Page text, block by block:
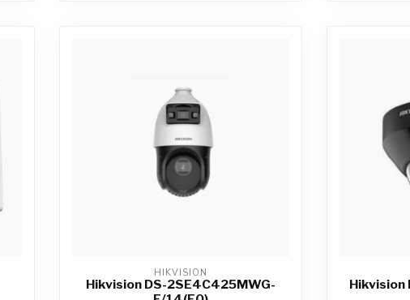
HIKVISION
Hikvision DS-2SE4C425MWG-
Hikvision